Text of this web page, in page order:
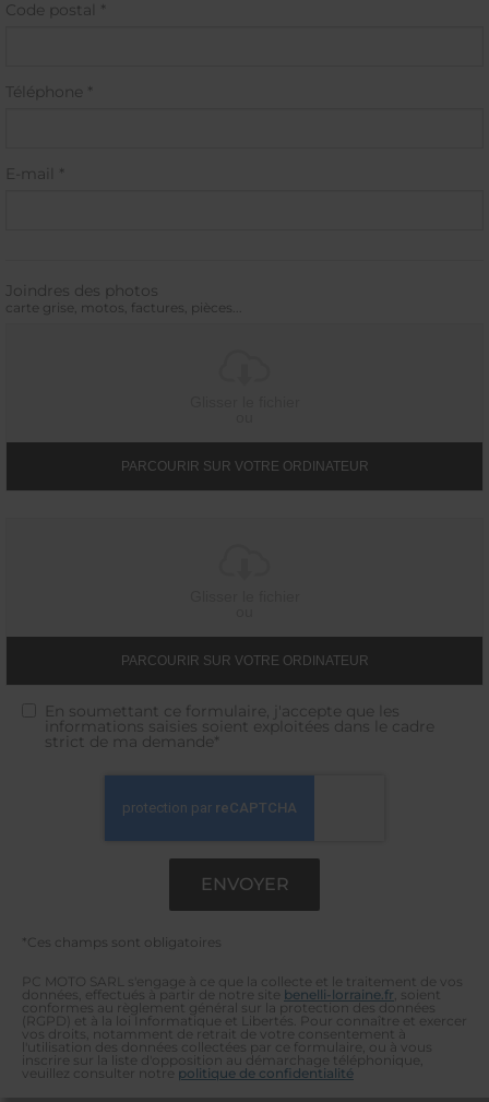
Code postal *
Téléphone *
E-mail *
Joindres des photos
carte grise, motos, factures, pièces...
PARCOURIR SUR VOTRE ORDINATEUR
PARCOURIR SUR VOTRE ORDINATEUR
En soumettant ce formulaire, j'accepte que les
informations saisies soient exploitées dans le cadre
strict de ma demande*
*Ces champs sont obligatoires
PC MOTO SARL s'engage à ce que la collecte et le traitement de vos
données, effectués à partir de notre site benelli-lorraine.fr , soient
conformes au règlement général sur la protection des données
(RGPD) et à la loi Informatique et Libertés. Pour connaître et exercer
vos droits, notamment de retrait de votre consentement à
l'utilisation des données collectées par ce formulaire, ou à vous
inscrire sur la liste d'opposition au démarchage téléphonique,
veuillez consulter notre politique de confidentialité